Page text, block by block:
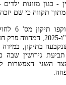
- כגון מזונות
תקווה כי שם
נכנס
(נישואין וגירושין),
בתיקון, במידה
תביעת גירושין שבה
השני האפשרות